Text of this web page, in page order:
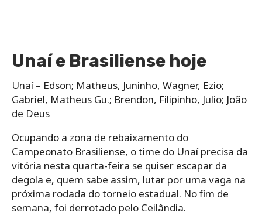
Unaí e Brasiliense hoje
Unaí – Edson; Matheus, Juninho, Wagner, Ezio;
Gabriel, Matheus Gu.; Brendon, Filipinho, Julio; João
de Deus
Ocupando a zona de rebaixamento do
Campeonato Brasiliense, o time do Unaí precisa da
vitória nesta quarta-feira se quiser escapar da
degola e, quem sabe assim, lutar por uma vaga na
próxima rodada do torneio estadual. No fim de
semana, foi derrotado pelo Ceilândia.